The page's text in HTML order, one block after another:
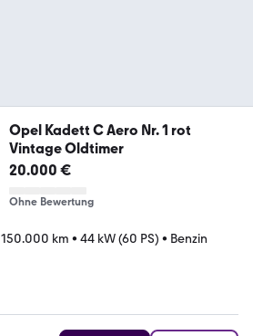
Opel Kadett C Aero Nr. 1 rot
Vintage Oldtimer
20.000 €
Ohne Bewertung
150.000 km • 44 kW (60 PS) • Benzin